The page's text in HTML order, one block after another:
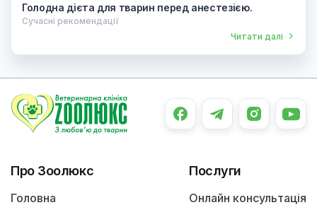
Голодна дієта для тварин перед анестезією.
Сучасні рекомендації
Читати далі
Про Зоолюкс
Головна
Послуги
Онлайн консультація